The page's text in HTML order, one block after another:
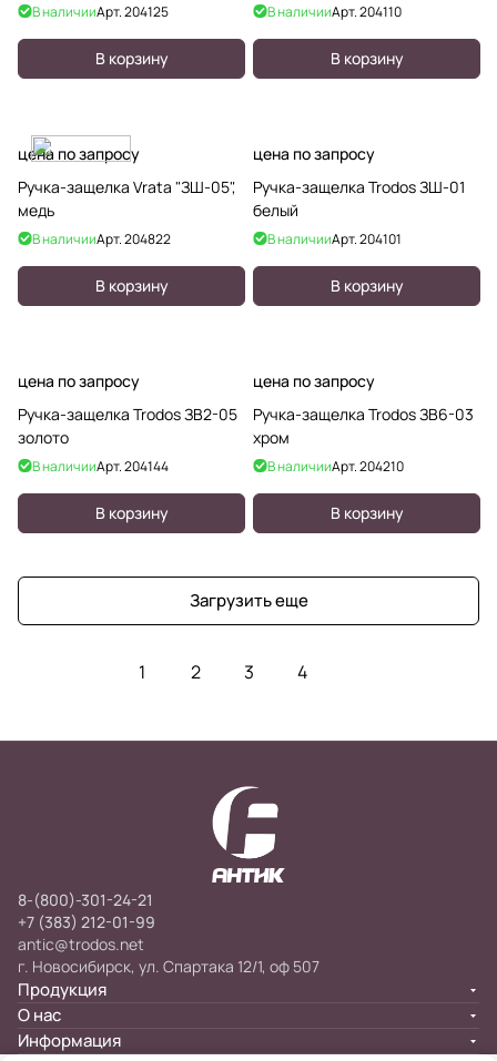
В наличииАрт.204125
В корзину
В наличииАрт.204110
В корзину
цена по запросу
Ручка-защелка Vrata "ЗШ-05",
медь
В наличииАрт.204822
В корзину
цена по запросу
Ручка-защелка Trodos ЗШ-01
белый
В наличииАрт.204101
В корзину
цена по запросу
Ручка-защелка Trodos ЗВ2-05
золото
В наличииАрт.204144
В корзину
цена по запросу
Ручка-защелка Trodos ЗВ6-03
хром
В наличииАрт.204210
В корзину
Загрузить еще
1 2 3 4
8-(800)-301-24-21
+7 (383) 212-01-99
antic@trodos.net
г. Новосибирск, ул. Спартака 12/1, оф 507
Продукция
О нас
Информация